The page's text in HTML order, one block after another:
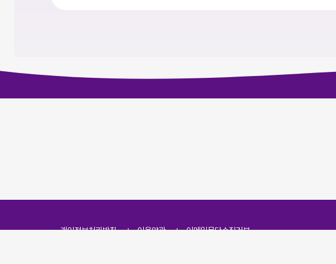
개인정보처리방침 이용약관 이메일무단수집거부